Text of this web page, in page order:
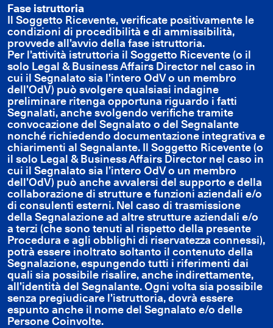
Fase istruttoria
Il Soggetto Ricevente, verificate positivamente le
condizioni di procedibilità e di ammissibilità,
provvede all’avvio della fase istruttoria.
Per l’attività istruttoria il Soggetto Ricevente (o il
solo Legal & Business Affairs Director nel caso in
cui il Segnalato sia l’intero OdV o un membro
dell’OdV) può svolgere qualsiasi indagine
preliminare ritenga opportuna riguardo i fatti
Segnalati, anche svolgendo verifiche tramite
convocazione del Segnalato o del Segnalante
nonché richiedendo documentazione integrativa e
chiarimenti al Segnalante. Il Soggetto Ricevente (o
il solo Legal & Business Affairs Director nel caso in
cui il Segnalato sia l’intero OdV o un membro
dell’OdV) può anche avvalersi del supporto e della
collaborazione di strutture e funzioni aziendali e/o
di consulenti esterni. Nel caso di trasmissione
della Segnalazione ad altre strutture aziendali e/o
a terzi (che sono tenuti al rispetto della presente
Procedura e agli obblighi di riservatezza connessi),
potrà essere inoltrato soltanto il contenuto della
Segnalazione, espungendo tutti i riferimenti dai
quali sia possibile risalire, anche indirettamente,
all’identità del Segnalante. Ogni volta sia possibile
senza pregiudicare l’istruttoria, dovrà essere
espunto anche il nome del Segnalato e/o delle
Persone Coinvolte.